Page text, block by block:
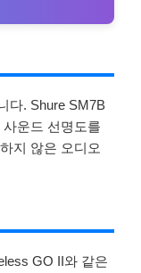
다. Shure SM7B
운드 선명도를
지 않은 오디오
GO II와 같은